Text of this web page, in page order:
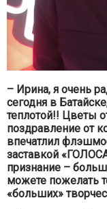
– Ирина, я очень
сегодня в
теплотой!! Цветы
поздравление от
впечатлил
заставкой
признание –
можете пожелать
«больших»